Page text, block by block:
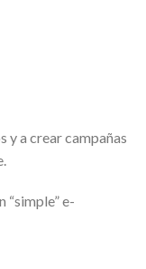
y a crear campañas
“simple” e-